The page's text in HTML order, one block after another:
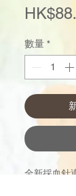
數量 *
全新採血針